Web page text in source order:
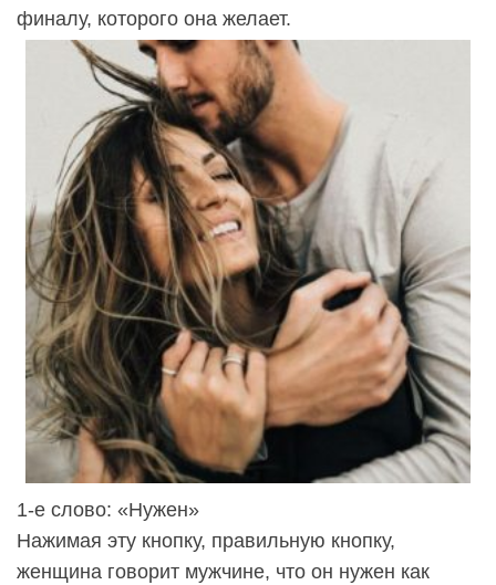
финалу, которого она желает.
1-е слово: «Нужен»
Нажимая эту кнопку, правильную кнопку,
женщина говорит мужчине, что он нужен как